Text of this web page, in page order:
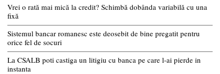
Vrei o rată mai mică la credit? Schimbă dobânda variabilă cu una
fixă
Sistemul bancar romanesc este deosebit de bine pregatit pentru
orice fel de socuri
La CSALB poti castiga un litigiu cu banca pe care l-ai pierde in
instanta